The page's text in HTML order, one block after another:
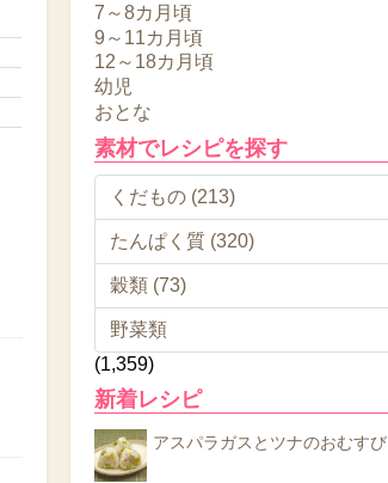
7～8カ月頃
9～11カ月頃
12～18カ月頃
幼児
おとな
素材でレシピを探す
くだもの (213)
たんぱく質 (320)
穀類 (73)
野菜類
(1,359)
新着レシピ
アスパラガスとツナのおむすび